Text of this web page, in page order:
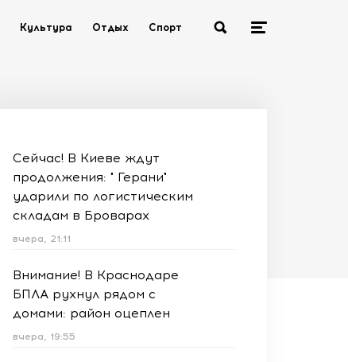
Культура Отдых Спорт
Сейчас! В Киеве ждут
продолжения: " Герани"
ударили по логистическим
складам в Броварах
вчера, 21:11
Внимание! В Краснодаре
БПЛА рухнул рядом с
домами: район оцеплен
вчера, 19:55